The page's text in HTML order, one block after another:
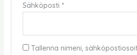
Sähköposti *
Tallenna nimeni,